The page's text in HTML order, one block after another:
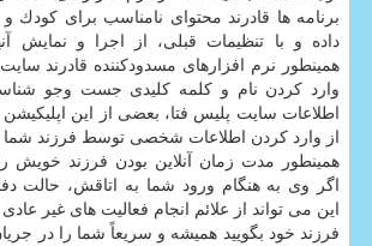
برنامه ها قادرند محتوای نامناسب برای كودك
داده و با تنظیمات قبلی، از اجرا و نمایش
همینطور نرم افزارهای مسدودكننده قادرند
وارد كردن نام و كلمه كلیدی جست وجو
اطلاعات سایت پلیس فتا، بعضی از این اپلیكیشن
از وارد كردن اطلاعات شخصی توسط فرزند شما
همینطور مدت زمان آنلاین بودن فرزند خویش
اگر وی به هنگام ورود شما به اتاقش، حالت
این می تواند از علائم انجام فعالیت های غیر
فرزند خود بگویید همیشه و سریعاً شما را در